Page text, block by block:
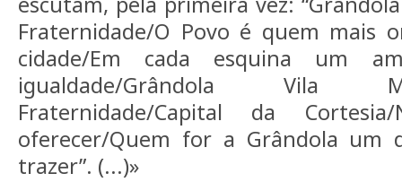
Fraternidade/O Povo é quem mais
cidade/Em cada esquina um
igualdade/Grândola Vila
Fraternidade/Capital da
oferecer/Quem for a Grândola um
trazer”. (...)»